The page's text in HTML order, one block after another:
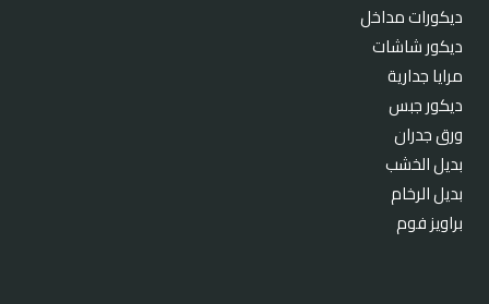
ديكورات مداخل
ديكور شاشات
مرايا جدارية
ديكور جبس
ورق جدران
بديل الخشب
بديل الرخام
براويز فوم